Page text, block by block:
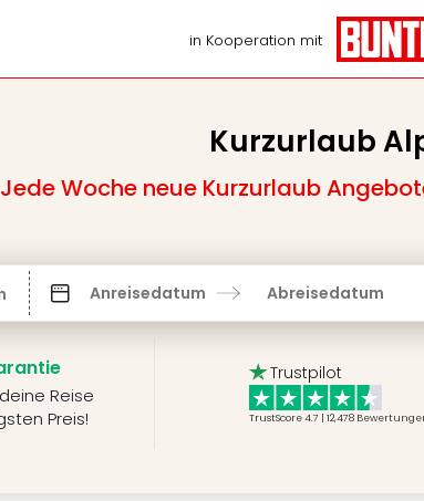
in Kooperation mit
Kurzurlaub
Jede Woche neue Kurzurlaub
Anreisedatum Abreisedatum
Reise
Preis!
Trustpilot
TrustScore 4.7 | 12,478